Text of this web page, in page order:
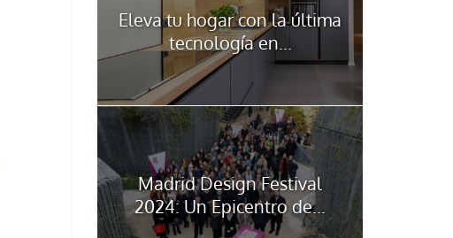
Eleva tu hogar con la última
tecnología en...
Madrid Design Festival
2024: Un Epicentro de...